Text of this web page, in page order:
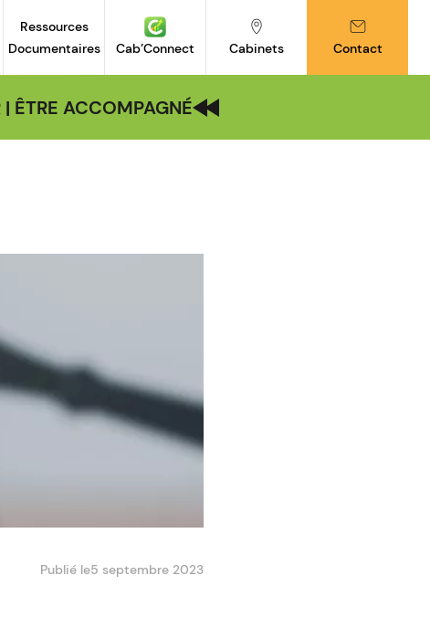
Ressources
Documentaires
Cab’Connect Cabinets Contact
ÊTRE ACCOMPAGNÉ
Publié le5 septembre 2023